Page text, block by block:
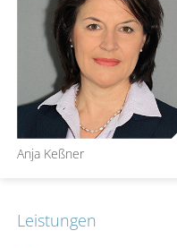
Anja Keßner
Leistungen